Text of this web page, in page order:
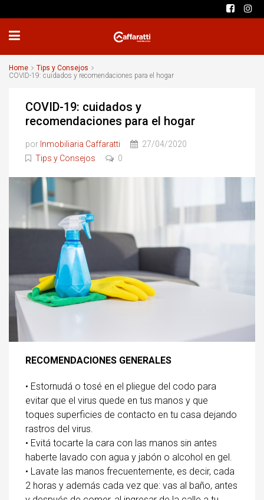
Home
Tips y Consejos
COVID-19: cuidados y recomendaciones para el hogar
COVID-19: cuidados y
recomendaciones para el hogar
por Inmobiliaria Caffaratti
27/04/2020
Tips y Consejos
0
RECOMENDACIONES GENERALES
• Estornudá o tosé en el pliegue del codo para
evitar que el virus quede en tus manos y que
toques superficies de contacto en tu casa dejando
rastros del virus.
• Evitá tocarte la cara con las manos sin antes
haberte lavado con agua y jabón o alcohol en gel.
• Lavate las manos frecuentemente, es decir, cada
2 horas y además cada vez que: vas al baño, antes